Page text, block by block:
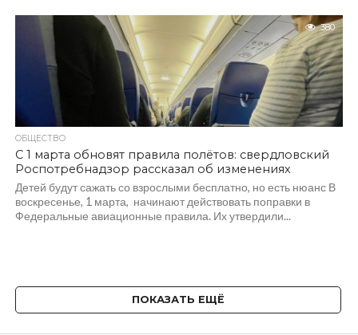
380
ОБЩЕСТВО
С 1 марта обновят правила полётов: свердловский
Роспотребнадзор рассказал об изменениях
Детей будут сажать со взрослыми бесплатно, но есть нюанс В
воскресенье, 1 марта, начинают действовать поправки в
Федеральные авиационные правила. Их утвердили...
ПОКАЗАТЬ ЕЩЁ